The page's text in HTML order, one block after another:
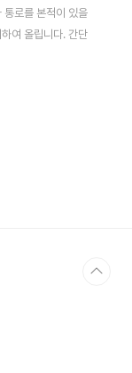
통로를 본적이 있을
여 올립니다. 간단